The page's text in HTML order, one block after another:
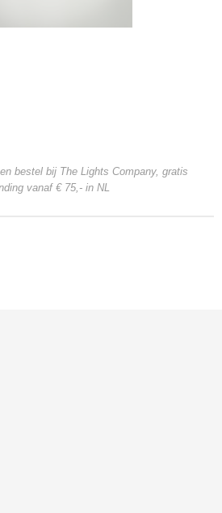
bestel bij The Lights Company, gratis
vanaf € 75,- in NL